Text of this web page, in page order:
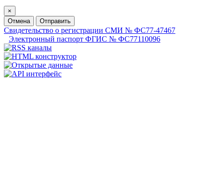
×
Отмена
Отправить
Свидетельство о регистрации СМИ № ФС77-47467
Электронный паспорт ФГИС № ФС77110096